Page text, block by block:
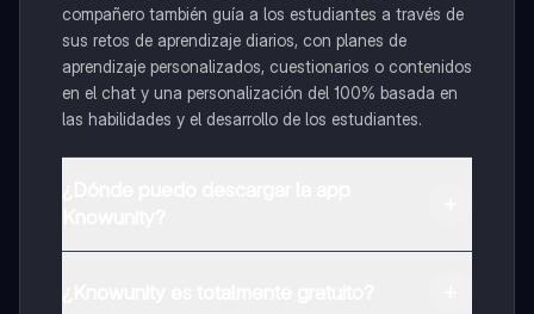
compañero también guía a los estudiantes a través de
sus retos de aprendizaje diarios, con planes de
aprendizaje personalizados, cuestionarios o contenidos
en el chat y una personalización del 100% basada en
las habilidades y el desarrollo de los estudiantes.